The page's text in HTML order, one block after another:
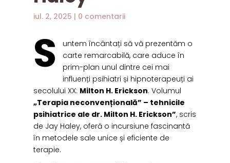
iul. 2, 2025 | 0 comentarii
S
untem încântați să vă prezentăm o
carte remarcabilă, care aduce în
prim-plan unul dintre cei mai
influenți psihiatri și hipnoterapeuți ai
secolului XX: Milton H. Erickson. Volumul
„Terapia neconvențională” – tehnicile
psihiatrice ale dr. Milton H. Erickson”, scris
de Jay Haley, oferă o incursiune fascinantă
în metodele sale unice și eficiente de
terapie.